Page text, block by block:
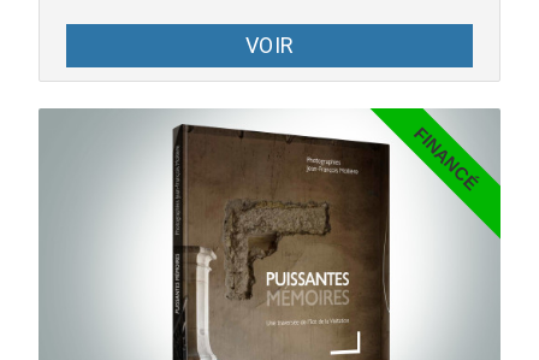
Ce film a été tourné entièrement en Sarthe au cours de l'été
VOIR
FINANCÉ